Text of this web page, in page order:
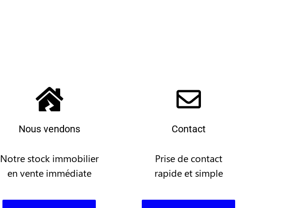
Nous vendons
Notre stock immobilier
en vente immédiate
Contact
Prise de contact
rapide et simple